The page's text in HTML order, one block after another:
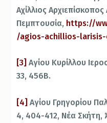
Αχίλλιος
Πεμπτουσία, https://
/agios-achillios-
[3] Αγίου Κυρίλλου
33, 456Β.
[4] Αγίου Γρηγορίου
4, 404-412, Νέα Σκήτη,